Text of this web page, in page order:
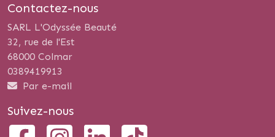
Contactez-nous
SARL L'Odyssée Beauté
32, rue de l'Est
68000 Colmar
0389419913
Par e-mail
Suivez-nous